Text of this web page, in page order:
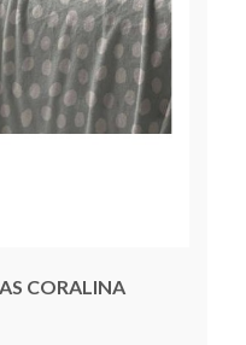
CORALINA